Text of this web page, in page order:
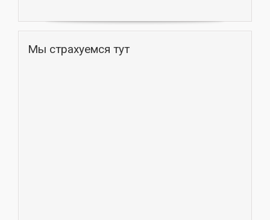
Мы страхуемся тут